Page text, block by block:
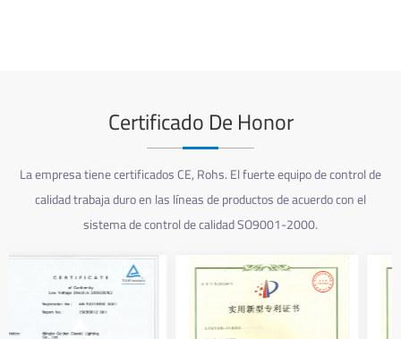
Certificado De Honor
La empresa tiene certificados CE, Rohs. El fuerte equipo de control de
calidad trabaja duro en las líneas de productos de acuerdo con el
sistema de control de calidad SO9001-2000.